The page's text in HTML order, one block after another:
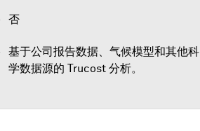
否
基于公司报告数据、气候模型和其他科
学数据源的 Trucost 分析。